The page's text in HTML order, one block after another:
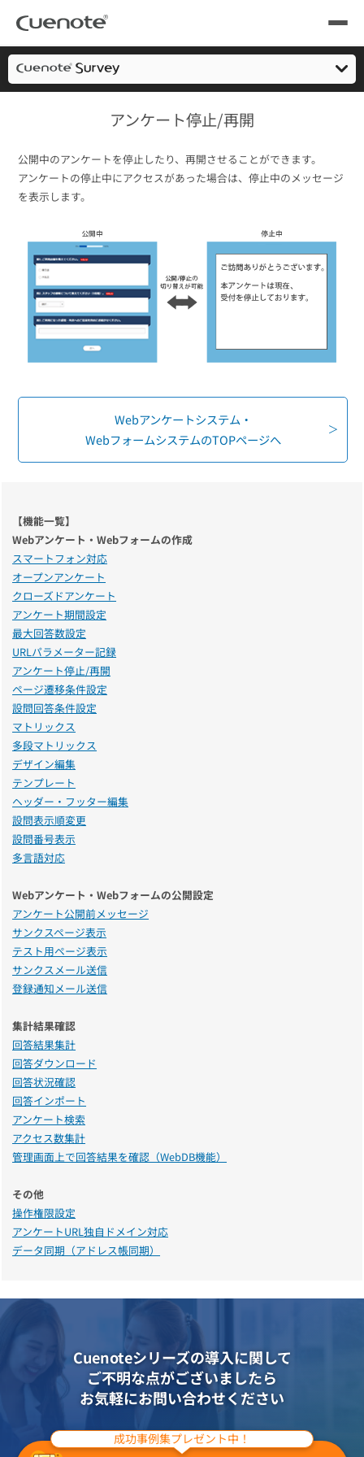
製品
メール配信システム
メールリレーサーバー
kintone（キントーン）メール配信
SMS配信サービス
Webプッシュ通知サービス
アンケートシステム・フォーム
緊急参集・安否確認
SNSプロモーション支援事業
（当社グループ企業）
活用シーン
会員獲得／ニーズ把握
コストを抑える
遅延なく確実・高速に送る
組織的に管理
効果改善・顧客育成
セキュリティ対策
デジタルマーケティング
導入事例
サポート
ブログ・各種資料
資料ダウンロード
メール配信用語集
資料請求・お問い合わせ
無料トライアル
03-6820-0515 大阪06-6131-9960
活用方法
機能一覧
料金
よくある質問
Cuenote Webアンケート/フォームシステム・作成 機能一覧 アン
アンケート停止/再開
公開中のアンケートを停止したり、再開させることができます。
アンケートの停止中にアクセスがあった場合は、停止中のメッセージ
を表示します。
Webアンケートシステム・
WebフォームシステムのTOPページへ
【機能一覧】
Webアンケート・Webフォームの作成
スマートフォン対応
オープンアンケート
クローズドアンケート
アンケート期間設定
最大回答数設定
URLパラメーター記録
アンケート停止/再開
ページ遷移条件設定
設問回答条件設定
マトリックス
多段マトリックス
デザイン編集
テンプレート
ヘッダー・フッター編集
設問表示順変更
設問番号表示
多言語対応
Webアンケート・Webフォームの公開設定
アンケート公開前メッセージ
サンクスページ表示
テスト用ページ表示
サンクスメール送信
登録通知メール送信
集計結果確認
回答結果集計
回答ダウンロード
回答状況確認
回答インポート
アンケート検索
アクセス数集計
管理画面上で回答結果を確認（WebDB機能）
その他
操作権限設定
アンケートURL独自ドメイン対応
データ同期（アドレス帳同期）
Cuenoteシリーズの導入に関して
ご不明な点がございましたら
お気軽にお問い合わせください
成功事例集プレゼント中！